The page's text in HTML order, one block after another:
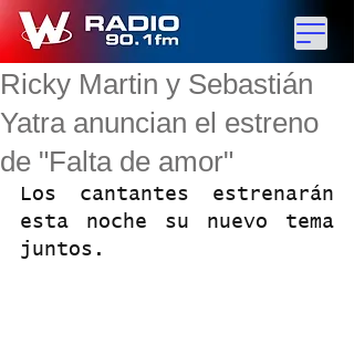
Ricky Martin y Sebastián
Yatra anuncian el estreno
de "Falta de amor"
Los cantantes estrenarán
esta noche su nuevo tema
juntos.